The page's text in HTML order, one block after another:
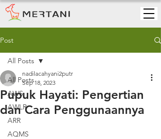
Post
All Posts
AWS
AWLR
ARR
AQMS
All Posts
Pupuk Hayati: Pengertian
dan Cara Penggunaannya
nadilacahyani2putr
Sep 18, 2023